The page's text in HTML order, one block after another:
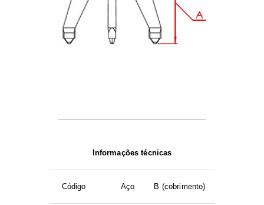
Informações técnicas
Código Aço B (cobrimento)